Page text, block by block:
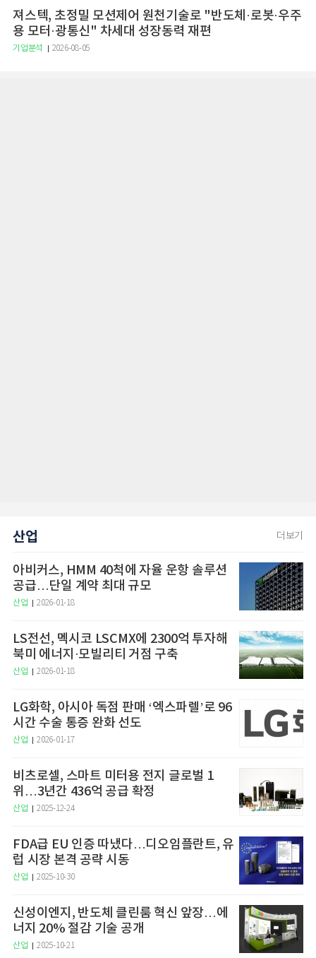
져스텍, 초정밀 모션제어 원천기술로 "반도체·로봇·우주
용 모터·광통신" 차세대 성장동력 재편
기업분석 2026-08-05
산업 더보기
아비커스, HMM 40척에 자율 운항 솔루션
공급…단일 계약 최대 규모
산업 2026-01-18
LS전선, 멕시코 LSCMX에 2300억 투자해
북미 에너지·모빌리티 거점 구축
산업 2026-01-18
LG화학, 아시아 독점 판매 ‘엑스파렐’로 96
시간 수술 통증 완화 선도
산업 2026-01-17
비츠로셀, 스마트 미터용 전지 글로벌 1
위…3년간 436억 공급 확정
산업 2025-12-24
FDA급 EU 인증 따냈다…디오임플란트, 유
럽 시장 본격 공략 시동
산업 2025-10-30
신성이엔지, 반도체 클린룸 혁신 앞장…에
너지 20% 절감 기술 공개
산업 2025-10-21